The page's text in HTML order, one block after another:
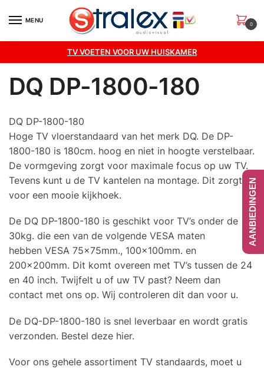
MENU
0
TV VOETEN VOOR UW HUISKAMER
DQ DP-1800-180
DQ DP-1800-180
Hoge TV vloerstandaard van het merk DQ. De DP-
1800-180 is 180cm. hoog en niet in hoogte verstelbaar.
De vormgeving zorgt voor maximale focus op uw TV.
Tevens kunt u de TV kantelen na montage. Dit zorgt
voor een mooie kijkhoek.
De DQ DP-1800-180 is geschikt voor TV’s onder de
30kg. die een van de volgende VESA maten
hebben VESA 75x75mm., 100x100mm. en
200x200mm. Dit komt overeen met TV’s tussen de 24
en 40 inch. Twijfelt u of uw TV past? Neem dan
contact met ons op. Wij controleren dit dan voor u.
De DQ-DP-1800-180 is snel leverbaar en wordt gratis
verzonden. Bestel deze hier.
Voor ons gehele assortiment TV standaards, moet u
AANBIEDINGEN